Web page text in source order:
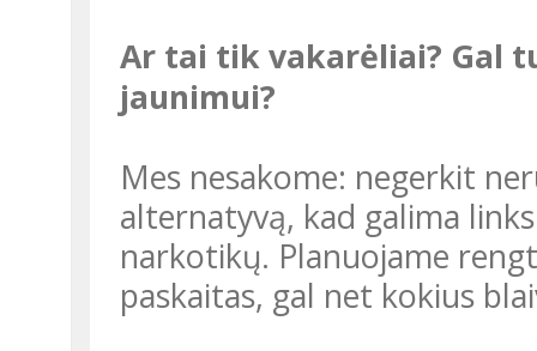
Ar tai tik vakarėliai? Gal turit viziją, ką reikia daugiau siūlyti
jaunimui?
Mes nesakome: negerkit nerūkykit, nes mirsit. Kol kas rodome
alternatyvą, kad galima
narkotikų. Planuojame
paskaitas, gal net kokius